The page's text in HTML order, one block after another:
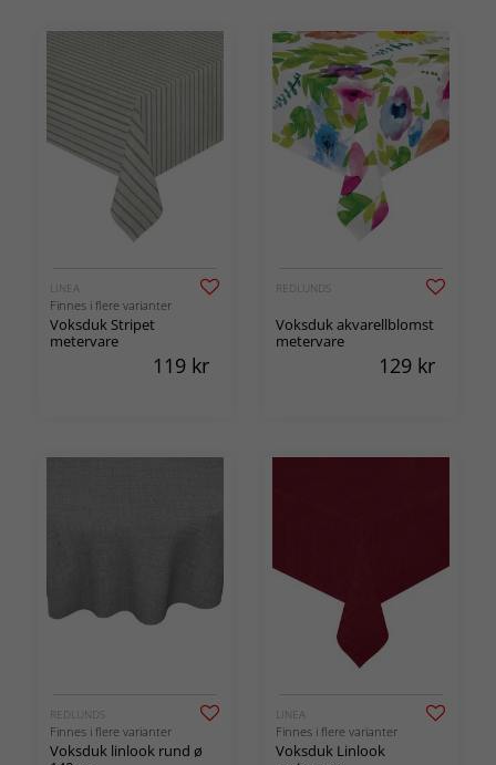
LINEA
Finnes i flere varianter
Voksduk Stripet
metervare
119 kr
REDLUNDS
Voksduk akvarellblomst
metervare
129 kr
REDLUNDS
Finnes i flere varianter
Voksduk linlook rund ø
LINEA
Finnes i flere varianter
Voksduk Linlook